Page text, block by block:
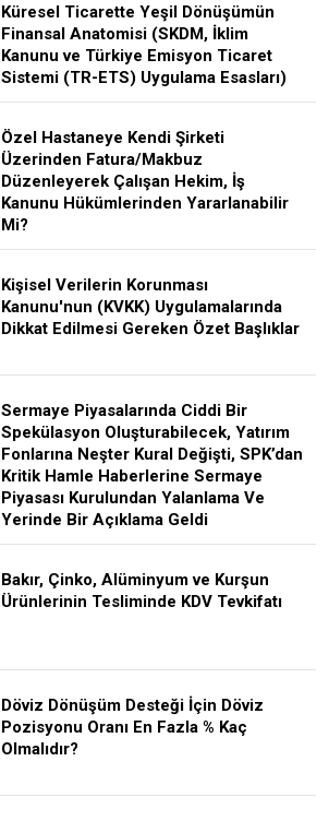
Küresel Ticarette Yeşil Dönüşümün
Finansal Anatomisi (SKDM, İklim
Kanunu ve Türkiye Emisyon Ticaret
Sistemi (TR-ETS) Uygulama Esasları)
Özel Hastaneye Kendi Şirketi
Üzerinden Fatura/Makbuz
Düzenleyerek Çalışan Hekim, İş
Kanunu Hükümlerinden Yararlanabilir
Mi?
Kişisel Verilerin Korunması
Kanunu'nun (KVKK) Uygulamalarında
Dikkat Edilmesi Gereken Özet Başlıklar
Sermaye Piyasalarında Ciddi Bir
Spekülasyon Oluşturabilecek, Yatırım
Fonlarına Neşter Kural Değişti, SPK’dan
Kritik Hamle Haberlerine Sermaye
Piyasası Kurulundan Yalanlama Ve
Yerinde Bir Açıklama Geldi
Bakır, Çinko, Alüminyum ve Kurşun
Ürünlerinin Tesliminde KDV Tevkifatı
Döviz Dönüşüm Desteği İçin Döviz
Pozisyonu Oranı En Fazla % Kaç
Olmalıdır?